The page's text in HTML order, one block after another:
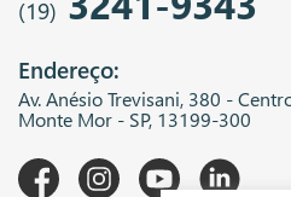
(19)
Endereço:
Av. Anésio Trevisani, 380 -
Monte Mor - SP, 13199-300